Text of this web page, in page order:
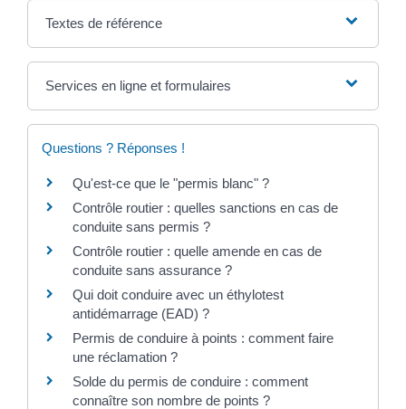
Textes de référence
Services en ligne et formulaires
Questions ? Réponses !
Qu'est-ce que le "permis blanc" ?
Contrôle routier : quelles sanctions en cas de
conduite sans permis ?
Contrôle routier : quelle amende en cas de
conduite sans assurance ?
Qui doit conduire avec un éthylotest
antidémarrage (EAD) ?
Permis de conduire à points : comment faire
une réclamation ?
Solde du permis de conduire : comment
connaître son nombre de points ?